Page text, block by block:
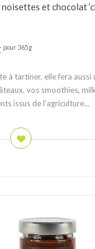
et chocolat
pour 365g
à tartiner, elle fera aussi
vos smoothies,
issus de l’agriculture...